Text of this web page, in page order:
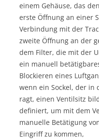
einem Gehäuse, das
erste Öffnung an einer
Verbindung mit der
zweite Öffnung an der
dem Filter, die mit der
ein manuell
Blockieren eines
wenn ein Sockel, der in
ragt, einen Ventilsitz
definiert, um mit dem
manuelle Betätigung
Eingriff zu kommen,